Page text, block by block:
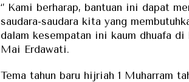
‘’ Kami berharap, bantuan ini dapat
saudara-saudara kita yang
dalam kesempatan ini kaum dhuafa di
Mai Erdawati.
Tema tahun baru hijriah 1 Muharram